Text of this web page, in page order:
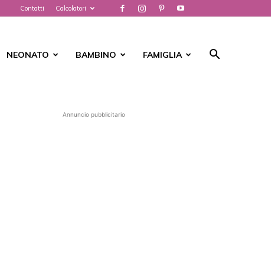
Contatti Calcolatori
NEONATO BAMBINO FAMIGLIA
Annuncio pubblicitario